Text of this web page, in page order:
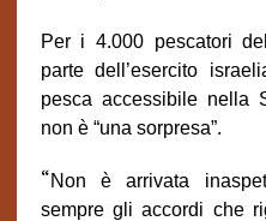
Per i 4.000 pescatori
parte dell’esercito
pesca accessibile nella
non è “una sorpresa”.
“Non è arrivata
sempre gli accordi che